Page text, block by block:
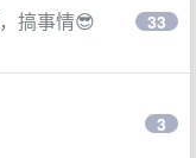
搞事情😎 33
3